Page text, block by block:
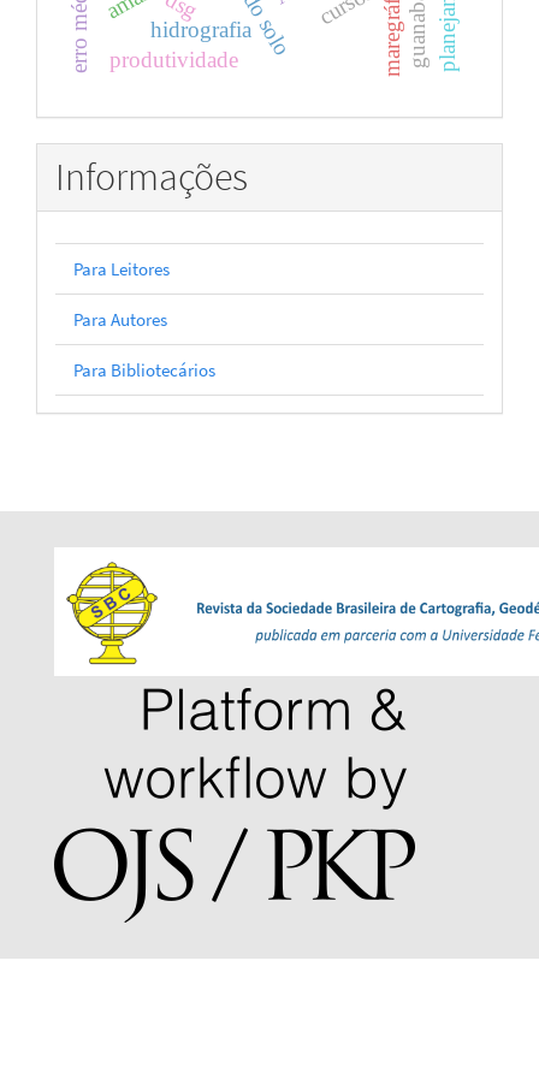
maregráfos
hidrografia
produtividade guanabara
Informações
Para Leitores
Para Autores
Para Bibliotecários